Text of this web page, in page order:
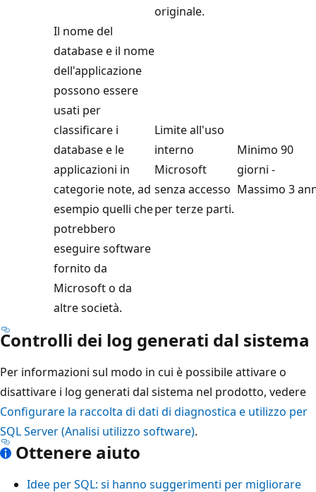
originale.
Il nome del
database e il nome
dell'applicazione
possono essere
usati per
classificare i
database e le
applicazioni in
categorie note, ad
esempio quelli che
potrebbero
eseguire software
fornito da
Microsoft o da
altre società.
Limite all'uso
interno
Microsoft
senza accesso
per terze parti.
Minimo 90
giorni -
Massimo 3
Controlli dei log generati dal sistema
Per informazioni sul modo in cui è possibile attivare o
disattivare i log generati dal sistema nel prodotto, vedere
Configurare la raccolta di dati di diagnostica e utilizzo per
SQL Server (Analisi utilizzo software).
Ottenere aiuto
Idee per SQL: si hanno suggerimenti per migliorare